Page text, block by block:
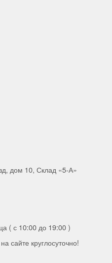
дом 10, Склад «5-А»
( с 10:00 до 19:00 )
сайте круглосуточно!